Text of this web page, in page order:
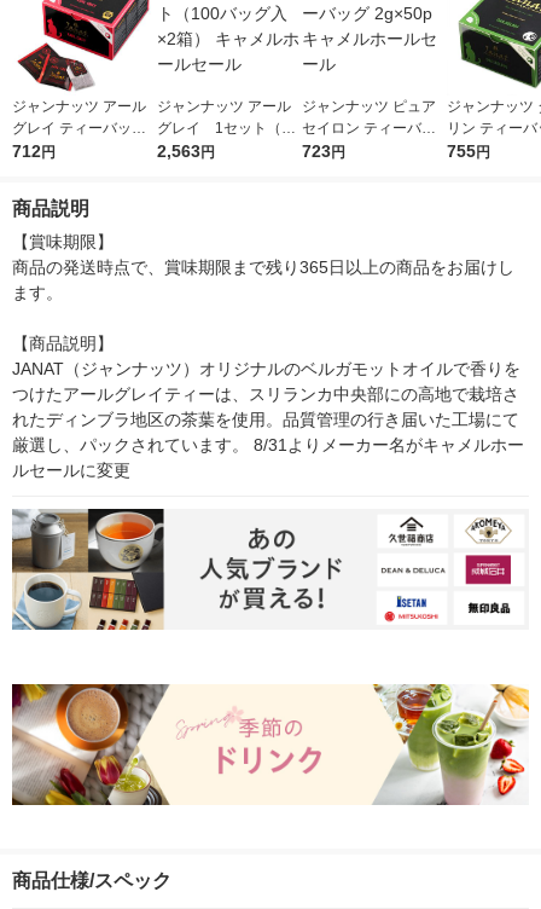
ジャンナッツ アール
グレイ ティーバッグ
2g×50p キャメルホー
712円
ジャンナッツ アール
グレイ 1セット（10
0バッグ入×2箱） キャ
2,563円
ジャンナッツ ピュア
セイロン ティーバッ
グ 2g×50p キャメルホ
723円
ジャンナッツ
リン ティー
×50p キャメ
755円
商品説明
【賞味期限】
商品の発送時点で、賞味期限まで残り365日以上の商品をお届けし
ます。
【商品説明】
JANAT（ジャンナッツ）オリジナルのベルガモットオイルで香りを
つけたアールグレイティーは、スリランカ中央部にの高地で栽培さ
れたディンブラ地区の茶葉を使用。品質管理の行き届いた工場にて
厳選し、パックされています。 8/31よりメーカー名がキャメルホー
ルセールに変更
商品仕様/スペック